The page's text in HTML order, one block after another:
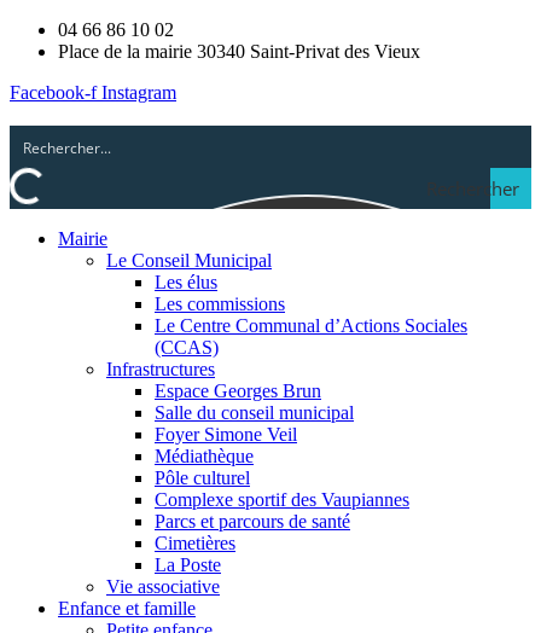
04 66 86 10 02
Place de la mairie 30340 Saint-Privat des Vieux
Facebook-f Instagram
Rechercher
Mairie
Le Conseil Municipal
Les élus
Les commissions
Le Centre Communal d’Actions Sociales
(CCAS)
Infrastructures
Espace Georges Brun
Salle du conseil municipal
Foyer Simone Veil
Médiathèque
Pôle culturel
Complexe sportif des Vaupiannes
Parcs et parcours de santé
Cimetières
La Poste
Vie associative
Enfance et famille